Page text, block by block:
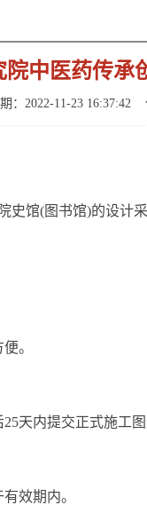
院中医药传
：2022-11-23 16:37:42
馆(图书馆)的设计
。
天内提交正式施工图
效期内。